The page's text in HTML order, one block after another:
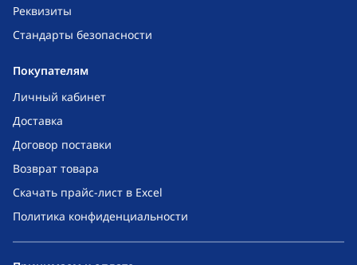
Реквизиты
Стандарты безопасности
Покупателям
Личный кабинет
Доставка
Договор поставки
Возврат товара
Скачать прайс-лист в Excel
Политика конфиденциальности